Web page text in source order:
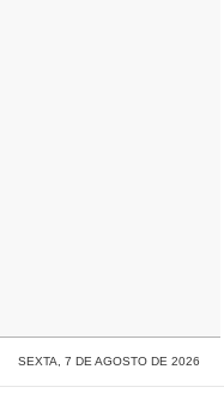
SEXTA, 7 DE AGOSTO DE 2026